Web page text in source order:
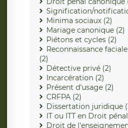
Signification/
Minima sociaux (2)
Mariage canonique (2)
Piétons et cycles (2)
Reconnaissance
(2)
Détective privé (2)
Incarcération (2)
Présent d'usage (2)
CRFPA (2)
Dissertation juridique
IT ou ITT en Droit
Droit de